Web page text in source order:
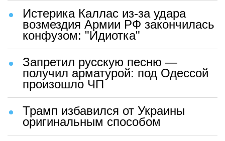
Истерика Каллас из-за удара
возмездия Армии РФ закончилась
конфузом: "Идиотка"
Запретил русскую песню —
получил арматурой: под Одессой
произошло ЧП
Трамп избавился от Украины
оригинальным способом